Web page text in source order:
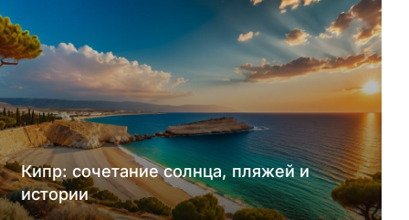
Кипр: сочетание солнца, пляжей и
истории